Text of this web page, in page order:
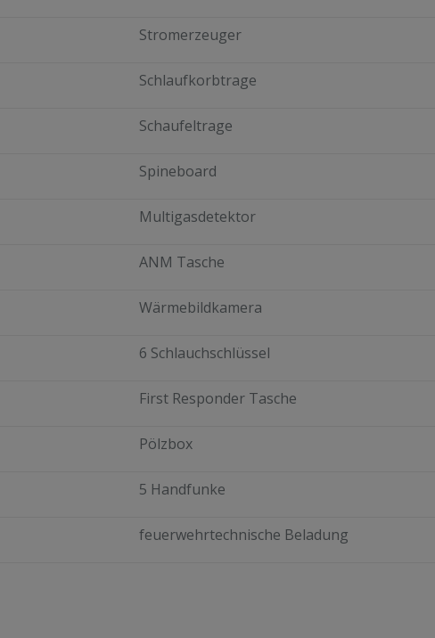
Stromerzeuger
Schlaufkorbtrage
Schaufeltrage
Spineboard
Multigasdetektor
ANM Tasche
Wärmebildkamera
6 Schlauchschlüssel
First Responder Tasche
Pölzbox
5 Handfunke
feuerwehrtechnische Beladung